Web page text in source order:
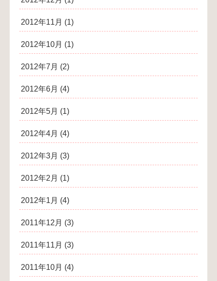
2012年11月 (1)
2012年10月 (1)
2012年7月 (2)
2012年6月 (4)
2012年5月 (1)
2012年4月 (4)
2012年3月 (3)
2012年2月 (1)
2012年1月 (4)
2011年12月 (3)
2011年11月 (3)
2011年10月 (4)